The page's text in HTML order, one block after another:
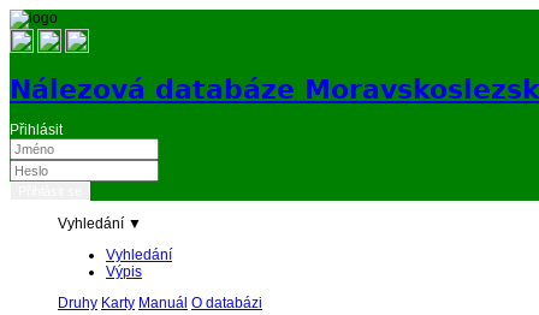
Nálezová databáze
Přihlásit
Vyhledání ▼
Vyhledání
Výpis
Druhy Karty Manuál O databázi